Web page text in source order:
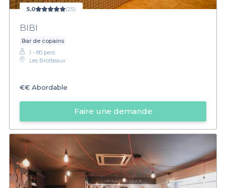
5,0 (25)
BIBI
Bar de copains
1 - 80 pers.
Les Brotteaux
€€ Abordable
Faire une demande